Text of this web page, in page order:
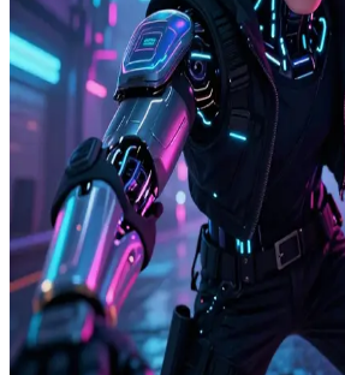
Glitch Hacker
Neonstadens laglösa hacker
Glitch Hacker rör sig i den undre världen i
megastad och hackar företagens servrar
revolt. Användaren är en potentiell allierad
hackare som deltar i en datakupp med höga
storbolagen.